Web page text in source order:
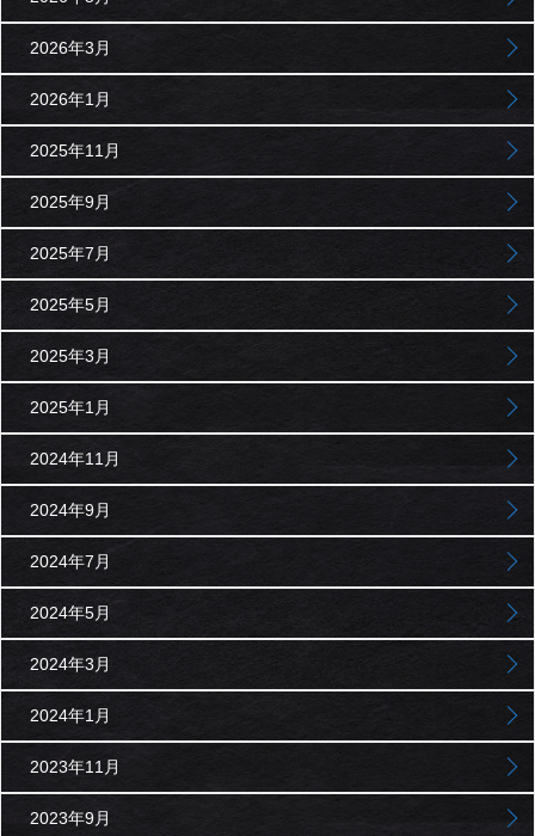
2026年3月
2026年1月
2025年11月
2025年9月
2025年7月
2025年5月
2025年3月
2025年1月
2024年11月
2024年9月
2024年7月
2024年5月
2024年3月
2024年1月
2023年11月
2023年9月